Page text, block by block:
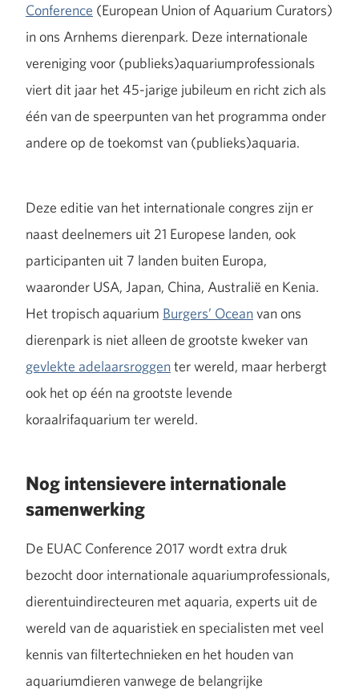
Conference (European Union of Aquarium Curators)
in ons Arnhems dierenpark. Deze internationale
vereniging voor (publieks)aquariumprofessionals
viert dit jaar het 45-jarige jubileum en richt zich als
één van de speerpunten van het programma onder
andere op de toekomst van (publieks)aquaria.
Deze editie van het internationale congres zijn er
naast deelnemers uit 21 Europese landen, ook
participanten uit 7 landen buiten Europa,
waaronder USA, Japan, China, Australië en Kenia.
Het tropisch aquarium Burgers’ Ocean van ons
dierenpark is niet alleen de grootste kweker van
gevlekte adelaarsroggen ter wereld, maar herbergt
ook het op één na grootste levende
koraalrifaquarium ter wereld.
Nog intensievere internationale
samenwerking
De EUAC Conference 2017 wordt extra druk
bezocht door internationale aquariumprofessionals,
dierentuindirecteuren met aquaria, experts uit de
wereld van de aquaristiek en specialisten met veel
kennis van filtertechnieken en het houden van
aquariumdieren vanwege de belangrijke